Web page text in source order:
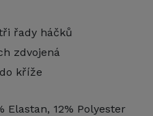
řady háčků
zdvojená
kříže
Elastan, 12% Polyester